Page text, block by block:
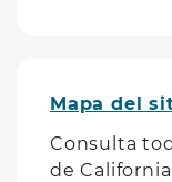
Mapa del
Consulta
de